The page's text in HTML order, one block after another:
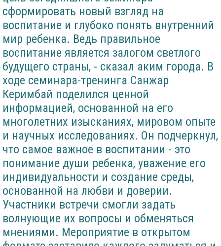
сформировать новый взгляд на
воспитание и глубоко понять внутренний
мир ребенка. Ведь правильное
воспитание является залогом светлого
будущего страны, - сказал аким города. В
ходе семинара-тренинга Санжар
Керимбай поделился ценной
информацией, основанной на его
многолетних изысканиях, мировом опыте
и научных исследованиях. Он подчеркнул,
что самое важное в воспитании - это
понимание души ребенка, уважение его
индивидуальности и создание среды,
основанной на любви и доверии.
Участники встречи смогли задать
волнующие их вопросы и обменяться
мнениями. Мероприятие в открытом